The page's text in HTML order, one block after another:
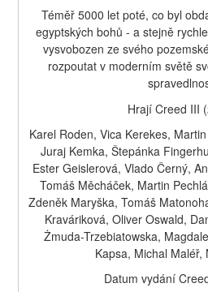
Téměř 5000 let poté, co byl
egyptských bohů - a stejně
vysvobozen ze svého
rozpoutat v moderním světě
Hrají Creed III
Karel Roden, Vica Kerekes,
Juraj Kemka, Štepánka
Ester Geislerová, Vlado Černý,
Tomáš Měcháček, Martin
Zdeněk Maryška, Tomáš
Kraváriková, Oliver Oswald,
Żmuda-Trzebiatowska,
Kapsa, Michal Maléř,
Datum vydání